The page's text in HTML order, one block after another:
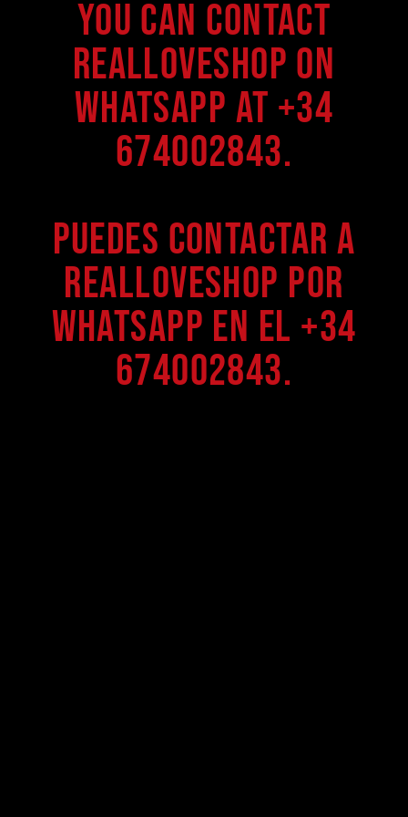
You can contact
Realloveshop on
WhatsApp at +34
674002843.
Puedes contactar a
Realloveshop por
WhatsApp en el +34
674002843.